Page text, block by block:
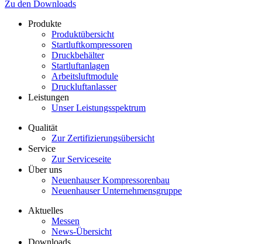
Zu den Downloads
Produkte
Produktübersicht
Startluftkompressoren
Druckbehälter
Startluftanlagen
Arbeitsluftmodule
Druckluftanlasser
Leistungen
Unser Leistungsspektrum
Qualität
Zur Zertifizierungsübersicht
Service
Zur Serviceseite
Über uns
Neuenhauser Kompressorenbau
Neuenhauser Unternehmensgruppe
Aktuelles
Messen
News-Übersicht